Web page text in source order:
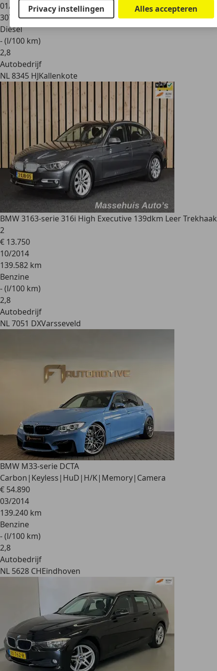
01/2014
307.169 km
Diesel
- (l/100 km)
2,8
Autobedrijf
NL 8345 HJKallenkote
BMW 3163-serie 316i High Executive 139dkm Leer Trekhaak
2
€ 13.750
10/2014
139.582 km
Benzine
- (l/100 km)
2,8
Autobedrijf
NL 7051 DXVarsseveld
BMW M33-serie DCTA
Carbon|Keyless|HuD|H/K|Memory|Camera
€ 54.890
03/2014
139.240 km
Benzine
- (l/100 km)
2,8
Autobedrijf
NL 5628 CHEindhoven
Privacy instellingen Alles accepteren